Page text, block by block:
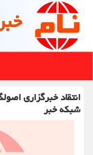
انتقاد خبرگزاری
شبکه خبر